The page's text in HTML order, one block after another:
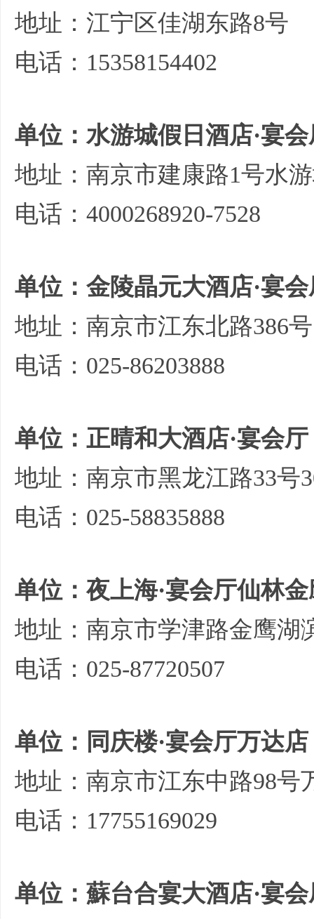
地址：江宁区佳湖东路8号
电话：15358154402
单位：水游城假日酒店·宴会
地址：南京市建康路1号水
电话：4000268920-7528
单位：金陵晶元大酒店·宴会
地址：南京市江东北路386号
电话：025-86203888
单位：正晴和大酒店·宴会厅
地址：南京市黑龙江路33号
电话：025-58835888
单位：夜上海·宴会厅仙林
地址：南京市学津路金鹰湖
电话：025-87720507
单位：同庆楼·宴会厅万达店
地址：南京市江东中路98号
电话：17755169029
单位：蘇台合宴大酒店·宴会